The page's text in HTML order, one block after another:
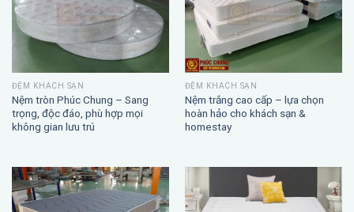
ĐỆM KHÁCH SẠN
Nệm tròn Phúc Chung – Sang
trọng, độc đáo, phù hợp mọi
không gian lưu trú
ĐỆM KHÁCH SẠN
Nệm trắng cao cấp – lựa chọn
hoàn hảo cho khách sạn &
homestay